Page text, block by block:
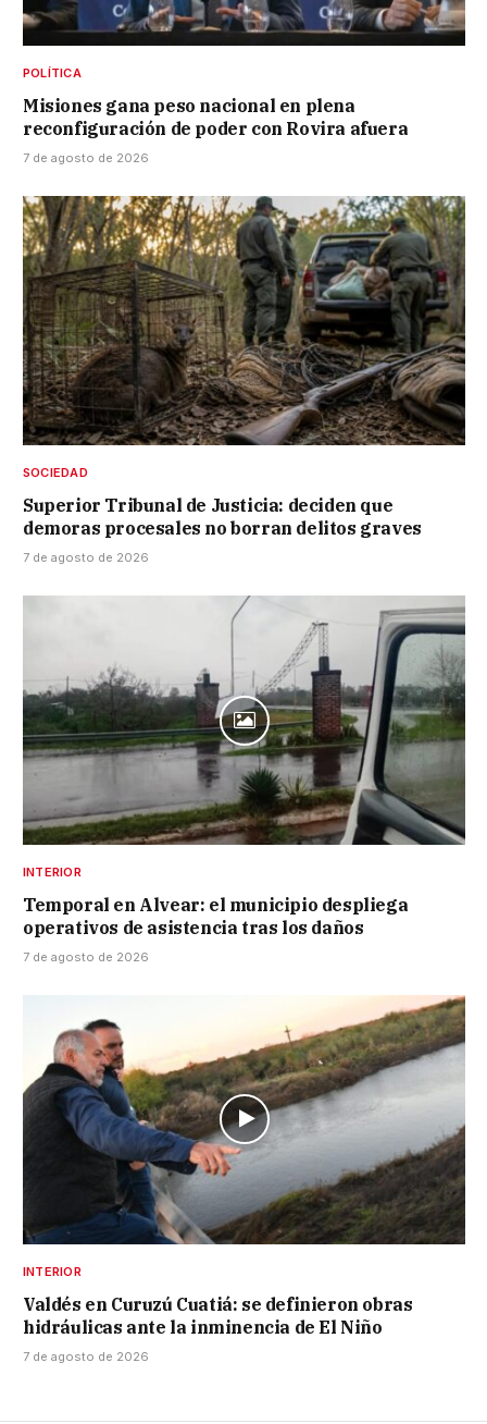
POLÍTICA
Misiones gana peso nacional en plena
reconfiguración de poder con Rovira afuera
7 de agosto de 2026
SOCIEDAD
Superior Tribunal de Justicia: deciden que
demoras procesales no borran delitos graves
7 de agosto de 2026
INTERIOR
Temporal en Alvear: el municipio despliega
operativos de asistencia tras los daños
7 de agosto de 2026
INTERIOR
Valdés en Curuzú Cuatiá: se definieron obras
hidráulicas ante la inminencia de El Niño
7 de agosto de 2026